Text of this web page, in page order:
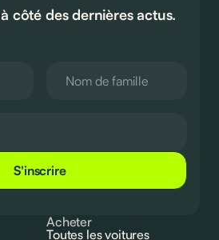
côté des dernières actus.
S'inscrire
Acheter
Toutes les voitures